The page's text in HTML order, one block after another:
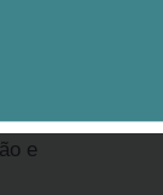
porém
e